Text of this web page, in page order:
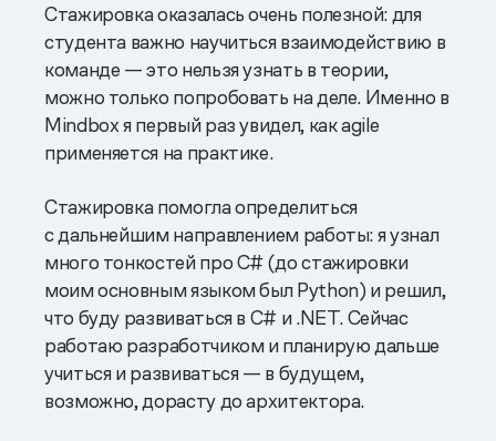
Стажировка оказалась очень полезной: для
студента важно научиться взаимодействию в
команде — это нельзя узнать в теории,
можно только попробовать на деле. Именно в
Mindbox я первый раз увидел, как agile
применяется на практике.
Стажировка помогла определиться
с дальнейшим направлением работы: я узнал
много тонкостей про С# (до стажировки
моим основным языком был Python) и решил,
что буду развиваться в С# и .NET. Сейчас
работаю разработчиком и планирую дальше
учиться и развиваться — в будущем,
возможно, дорасту до архитектора.